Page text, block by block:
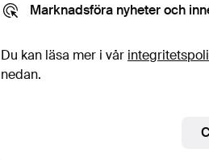
Marknadsföra nyheter och
Du kan läsa mer i vår
nedan.